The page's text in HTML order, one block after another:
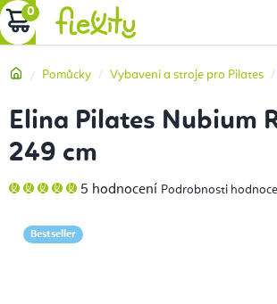
Přejít
na
NÁKUPNÍ
DomůPomůcky Vybavení a stroje pro Pilates
Elina Pilates Nubium
249 cm
Průměrné
hodnocení
5,0
z
5 hodnocení Podrobnosti
Bestseller